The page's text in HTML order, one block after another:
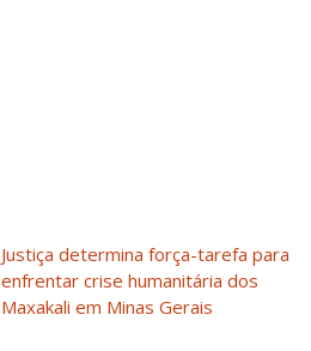
Justiça determina força-tarefa para
enfrentar crise humanitária dos
Maxakali em Minas Gerais